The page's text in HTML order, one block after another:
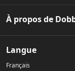
À propos de
Notre histoire
Langue
Français